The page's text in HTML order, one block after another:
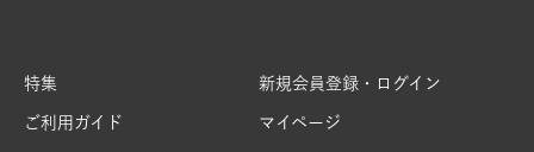
特集
ご利用ガイド
新規会員登録・ログイン
マイページ